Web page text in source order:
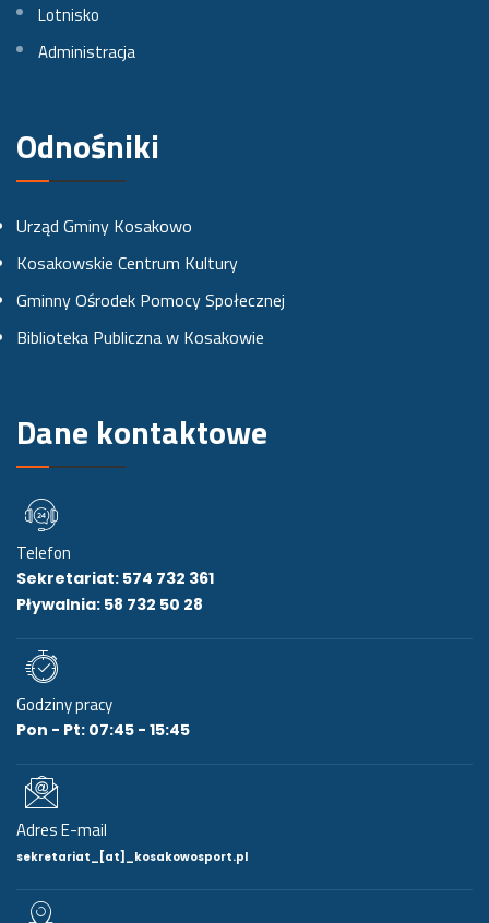
F
a
b
o
k
u
I
n
a
r
a
m
i
o
t
u
e
Lotnisko
Administracja
Odnośniki
Urząd Gminy Kosakowo
Kosakowskie Centrum Kultury
Gminny Ośrodek Pomocy Społecznej
Biblioteka Publiczna w Kosakowie
Dane kontaktowe
Telefon
Sekretariat: 574 732 361
Pływalnia: 58 732 50 28
Godziny pracy
Pon - Pt: 07:45 - 15:45
Adres E-mail
sekretariat_[at]_kosakowosport.pl